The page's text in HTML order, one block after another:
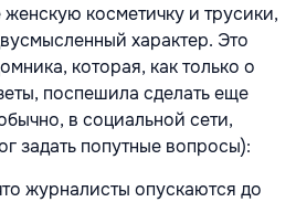
косметичку и трусики,
характер. Это
которая, как только о
поспешила сделать еще
в социальной сети,
задать попутные вопросы):
журналисты опускаются до